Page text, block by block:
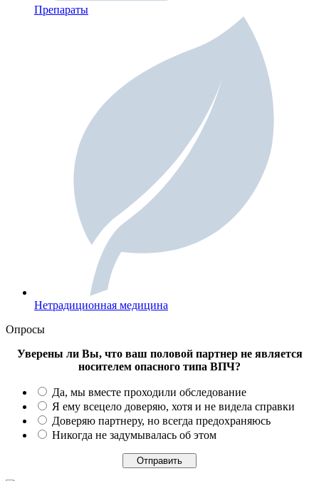
Препараты
Нетрадиционная медицина
Опросы
Уверены ли Вы, что ваш половой партнер не является
носителем опасного типа ВПЧ?
Да, мы вместе проходили обследование
Я ему всецело доверяю, хотя и не видела справки
Доверяю партнеру, но всегда предохраняюсь
Никогда не задумывалась об этом